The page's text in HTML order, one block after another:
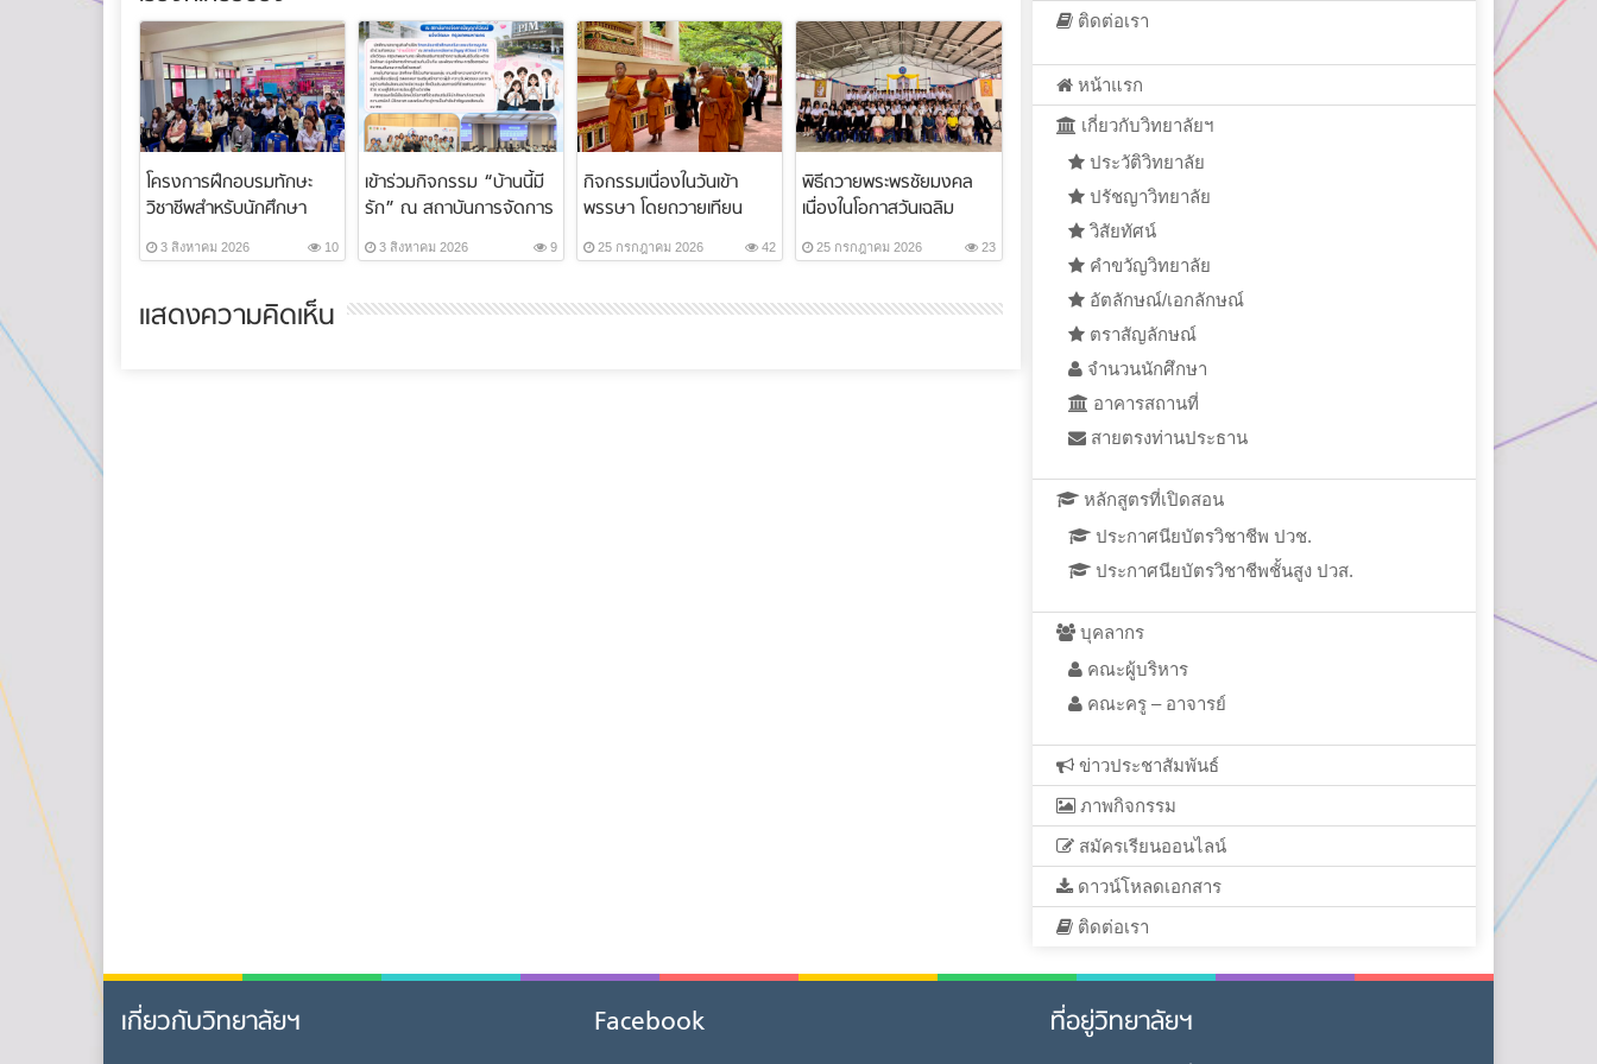
โครงการฝึกอบรมทักษะ
วิชาชีพสำหรับนักศึกษา
ระบบทวิภาคี ภา...
3 สิงหาคม 2026 10
เข้าร่วมกิจกรรม “บ้านนี้มี
รัก” ณ สถาบันการจัดการ
ปัญญาภ...
3 สิงหาคม 2026 9
กิจกรรมเนื่องในวันเข้า
พรรษา โดยถวายเทียน
พรรษา สังฆทาน ...
25 กรกฎาคม 2026 42
พิธีถวายพระพรชัยมงคล
เนื่องในโอกาสวันเฉลิม
พระชนมพรรษา ...
25 กรกฎาคม 2026 23
แสดงความคิดเห็น
ติดต่อเรา
หน้าแรก
เกี่ยวกับวิทยาลัยฯ
ประวัติวิทยาลัย
ปรัชญาวิทยาลัย
วิสัยทัศน์
คำขวัญวิทยาลัย
อัตลักษณ์/เอกลักษณ์
ตราสัญลักษณ์
จำนวนนักศึกษา
อาคารสถานที่
สายตรงท่านประธาน
หลักสูตรที่เปิดสอน
ประกาศนียบัตรวิชาชีพ ปวช.
ประกาศนียบัตรวิชาชีพชั้นสูง ปวส.
บุคลากร
คณะผู้บริหาร
คณะครู – อาจารย์
ข่าวประชาสัมพันธ์
ภาพกิจกรรม
สมัครเรียนออนไลน์
ดาวน์โหลดเอกสาร
ติดต่อเรา
เกี่ยวกับวิทยาลัยฯ Facebook ที่อยู่วิทยาลัยฯ